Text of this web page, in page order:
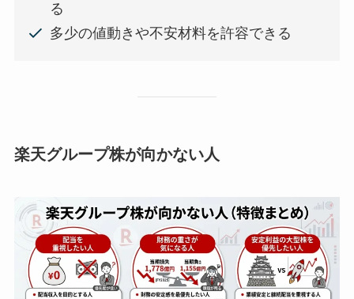
る
多少の値動きや不安材料を許容できる
楽天グループ株が向かない人